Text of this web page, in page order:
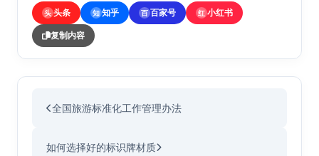
头 头条 知 知乎 百 百家号 红 小红书
复制内容
全国旅游标准化工作管理办法
如何选择好的标识牌材质